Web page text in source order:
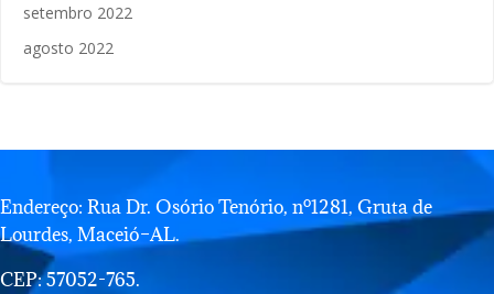
setembro 2022
agosto 2022
Endereço: Rua Dr. Osório Tenório, nº1281, Gruta de
Lourdes, Maceió–AL.
CEP: 57052-765.